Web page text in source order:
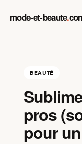
mode-et-beaute.
BEAUTÉ
pros
pour